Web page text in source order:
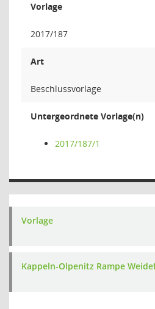
Vorlage
2017/187
Art
Beschlussvorlage
Untergeordnete Vorlage(n)
2017/187/1
Vorlage
Kappeln-Olpenitz Rampe